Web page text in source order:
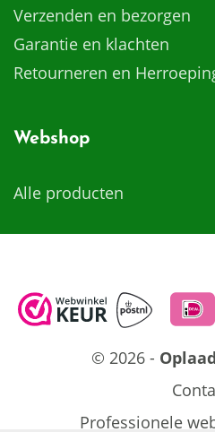
Verzenden en bezorgen
Garantie en klachten
Retourneren en
Webshop
Alle producten
© 2026 -
Professionele